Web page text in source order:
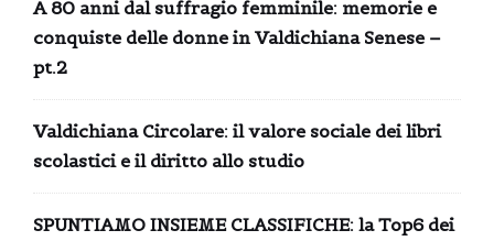
A 80 anni dal suffragio femminile: memorie e
conquiste delle donne in Valdichiana Senese –
pt.2
Valdichiana Circolare: il valore sociale dei libri
scolastici e il diritto allo studio
SPUNTIAMO INSIEME CLASSIFICHE: la Top6 dei